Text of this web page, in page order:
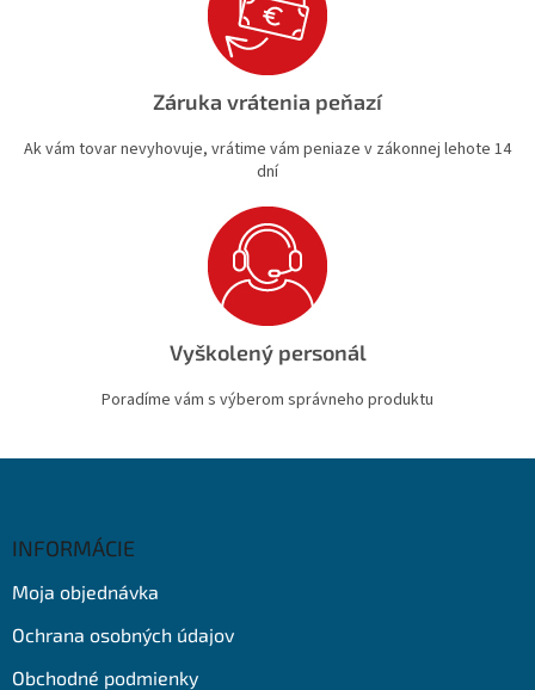
Záruka vrátenia peňazí
Ak vám tovar nevyhovuje, vrátime vám peniaze v zákonnej lehote 14
dní
Vyškolený personál
Poradíme vám s výberom správneho produktu
INFORMÁCIE
Moja objednávka
Ochrana osobných údajov
Obchodné podmienky